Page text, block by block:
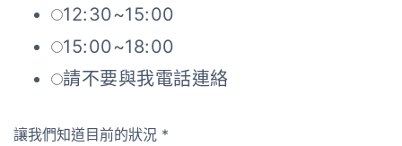
12:30~15:00
15:00~18:00
請不要與我電話連絡
讓我們知道目前的狀況 *